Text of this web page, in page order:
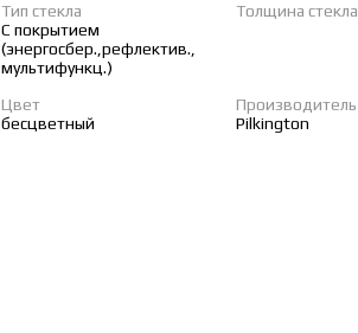
Тип стекла
С покрытием
(энергосбер.,рефлектив.,
мультифункц.)
Толщина стекла
Цвет
бесцветный
Производитель
Pilkington